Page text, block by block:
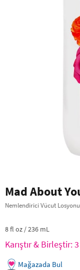
Mad About
Nemlendirici Vücut Losyonu
8 fl oz / 236 mL
Karıştır & Birleştir:
Mağazada Bul